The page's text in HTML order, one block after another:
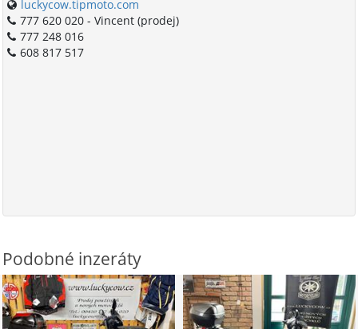
luckycow.tipmoto.com
777 620 020 - Vincent (prodej)
777 248 016
608 817 517
Podobné inzeráty